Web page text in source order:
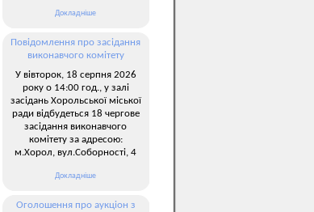
Докладніше
Повідомлення про засідання
виконавчого комітету
У вівторок, 18 серпня 2026
року о 14:00 год., у залі
засідань Хорольської міської
ради відбудеться 18 чергове
засідання виконавчого
комітету за адресою:
м.Хорол, вул.Соборності, 4
Докладніше
Оголошення про аукціон з